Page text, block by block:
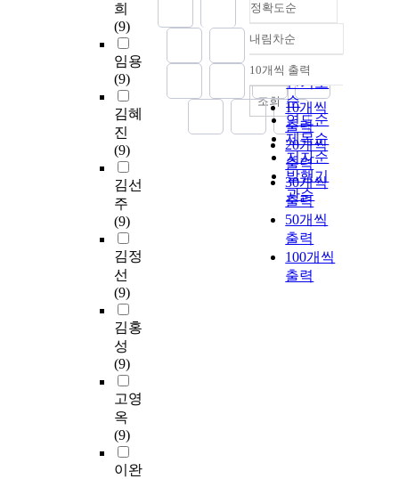
희
(9)
임용
(9)
김혜
진
(9)
김선
주
(9)
김정
선
(9)
김홍
성
(9)
고영
옥
(9)
이완
정확도순
정확도
순
인기도
순
연도순
제목순
저자순
발행기
관순
내림차순
내림차순
10개씩 출력
10개씩
출력
20개씩
출력
30개씩
출력
50개씩
출력
100개씩
출력
조회